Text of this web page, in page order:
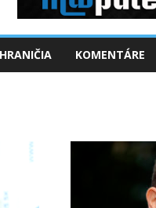
KOMENTÁRE